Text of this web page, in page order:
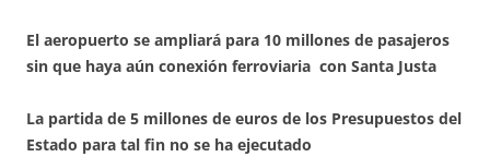
El aeropuerto se ampliará para 10 millones de pasajeros
sin que haya aún conexión ferroviaria con Santa Justa
La partida de 5 millones de euros de los Presupuestos del
Estado para tal fin no se ha ejecutado